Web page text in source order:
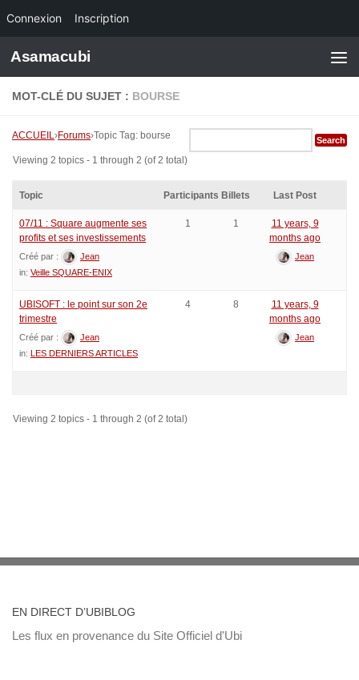
Connexion Inscription
Skip to content
Asamacubi
MOT-CLÉ DU SUJET : BOURSE
ACCUEIL›Forums›Topic Tag: bourse
Viewing 2 topics - 1 through 2 (of 2 total)
Topic Participants Billets Last Post
07/11 : Square augmente ses
profits et ses investissements
Créé par :
Jean
in: Veille SQUARE-ENIX
1 1
11 years, 9
months ago
Jean
UBISOFT : le point sur son 2e
trimestre
Créé par :
Jean
in: LES DERNIERS ARTICLES
4 8
11 years, 9
months ago
Jean
Viewing 2 topics - 1 through 2 (of 2 total)
EN DIRECT D’UBIBLOG
Les flux en provenance du Site Officiel d'Ubi